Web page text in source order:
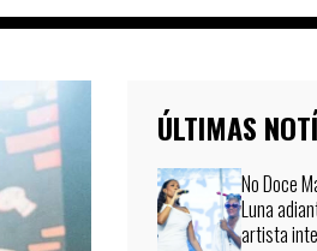
ÚLTIMAS
No Doce
Luna
artista